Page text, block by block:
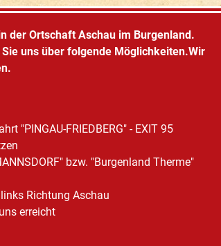
der Ortschaft Aschau im Burgenland.
uns über folgende Möglichkeiten.Wir
"PINGAU-FRIEDBERG" - EXIT 95
bzw. "Burgenland Therme"
Richtung Aschau
erreicht